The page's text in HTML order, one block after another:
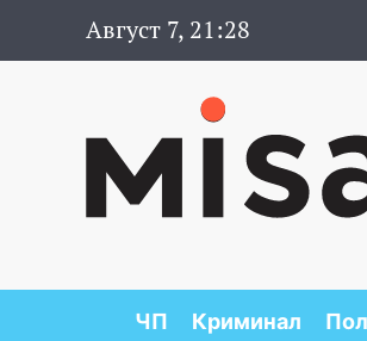
Август 7, 21:28
ЧП Криминал